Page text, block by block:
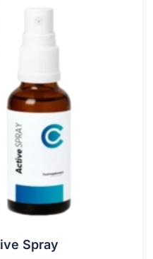
Spray